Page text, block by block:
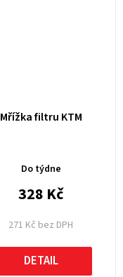
Mřížka filtru KTM
Do týdne
271 Kč bez DPH
328 Kč
DETAIL